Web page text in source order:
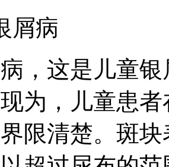
屑病
，这是儿童
为，儿童患
限清楚。斑